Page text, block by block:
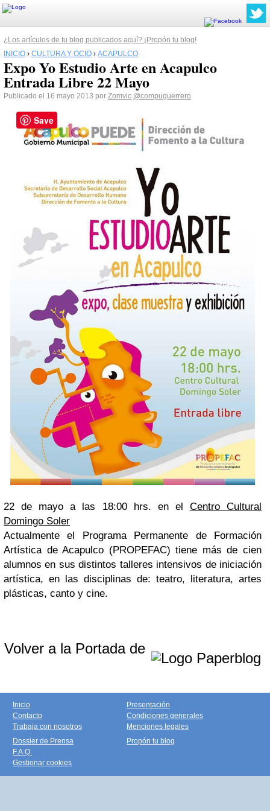
¿Los artículos de tu blog publicados aquí? ¡Propón tu blog!
INICIO › CULTURA Y OCIO › ACAPULCO
Expo Yo Estudio Arte en Acapulco
Entrada Libre 22 Mayo
Publicado el 16 mayo 2013 por Zomvic @compuguerrero
22 de mayo a las 18:00 hrs. en el Centro Cultural
Domingo Soler
Actualmente el Programa Permanente de Formación
Artística de Acapulco (PROPEFAC) tiene más de cien
alumnos en sus distintos talleres intensivos de iniciación
artística, en las disciplinas de: teatro, literatura, artes
plásticas, canto y cine.
Volver a la Portada de
Inicio
Contacto
Trabaja con nosotros
Presentación
Condiciones generales
Menciones legales
Dossier de Prensa
F.A.Q.
Gestionar cookies
Propón tu blog
Save